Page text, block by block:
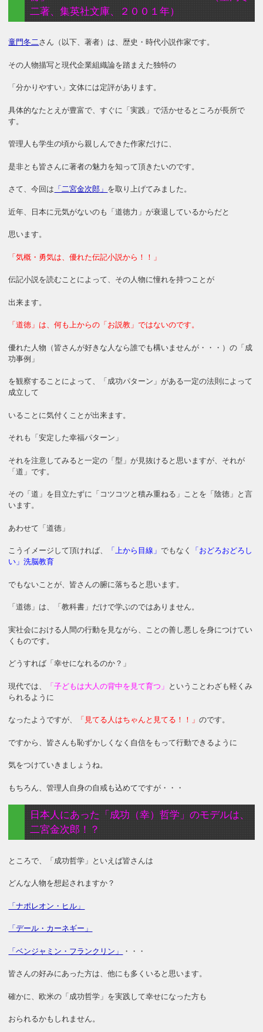
二著、集英社文庫、２００１年）
童門冬二さん（以下、著者）は、歴史・時代小説作家です。
その人物描写と現代企業組織論を踏まえた独特の
「分かりやすい」文体には定評があります。
具体的なたとえが豊富で、すぐに「実践」で活かせるところが長所で
す。
管理人も学生の頃から親しんできた作家だけに、
是非とも皆さんに著者の魅力を知って頂きたいのです。
さて、今回は 「二宮金次郎」 を取り上げてみました。
近年、日本に元気がないのも「道徳力」が衰退しているからだと
思います。
「気概・勇気は、優れた伝記小説から！！」
伝記小説を読むことによって、その人物に憧れを持つことが
出来ます。
「道徳」は、何も上からの「お説教」ではないのです。
優れた人物（皆さんが好きな人なら誰でも構いませんが・・・）の「成
功事例」
を観察することによって、「成功パターン」がある一定の法則によって
成立して
いることに気付くことが出来ます。
それも「安定した幸福パターン」
それを注意してみると一定の「型」が見抜けると思いますが、それが
「道」です。
その「道」を目立たずに「コツコツと積み重ねる」ことを「陰徳」と言
います。
あわせて「道徳」
こうイメージして頂ければ、 「上から目線」でもなく
「おどろおどろし
い」洗脳教育
でもないことが、皆さんの腑に落ちると思います。
「道徳」は、「教科書」だけで学ぶのではありません。
実社会における人間の行動を見ながら、ことの善し悪しを身につけてい
くものです。
どうすれば「幸せになれるのか？」
現代では、 「子どもは大人の背中を見て育つ」 ということわざも軽くみ
られるように
なったようですが、 「見てる人はちゃんと見てる！！」のです。
ですから、皆さんも恥ずかしくなく自信をもって行動できるように
気をつけていきましょうね。
もちろん、管理人自身の自戒も込めてですが・・・
日本人にあった「成功（幸）哲学」のモデルは、
二宮金次郎！？
ところで、「成功哲学」といえば皆さんは
どんな人物を想起されますか？
「ナポレオン・ヒル」
「デール・カーネギー」
「ベンジャミン・フランクリン」 ・・・
皆さんの好みにあった方は、他にも多くいると思います。
確かに、欧米の「成功哲学」を実践して幸せになった方も
おられるかもしれません。